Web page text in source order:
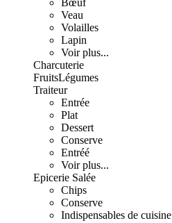
Bœuf
Veau
Volailles
Lapin
Voir plus...
Charcuterie
FruitsLégumes
Traiteur
Entrée
Plat
Dessert
Conserve
Entréé
Voir plus...
Epicerie Salée
Chips
Conserve
Indispensables de cuisine